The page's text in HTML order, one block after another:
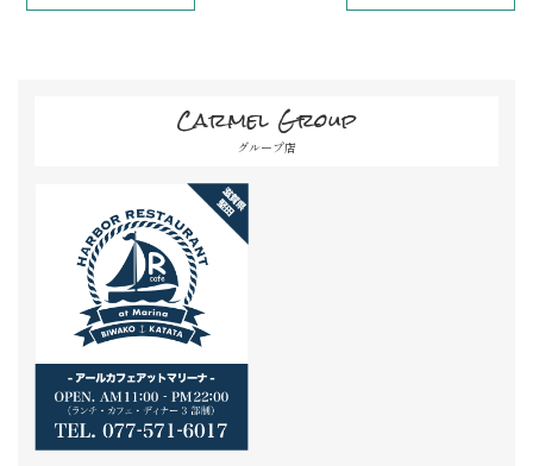
Carmel Group
グループ店